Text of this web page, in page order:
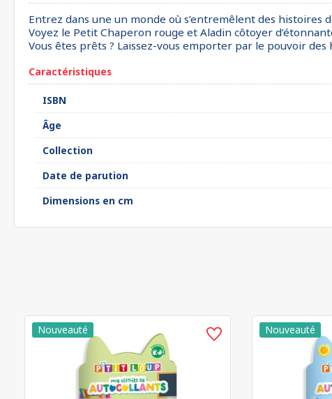
Entrez dans une un monde où s’entremêlent des histoires
Voyez le Petit Chaperon rouge et Aladin côtoyer
Vous êtes prêts ? Laissez-vous emporter par le pouvoir des
Caractéristiques
ISBN
Âge
Collection
Date de parution
Dimensions en cm